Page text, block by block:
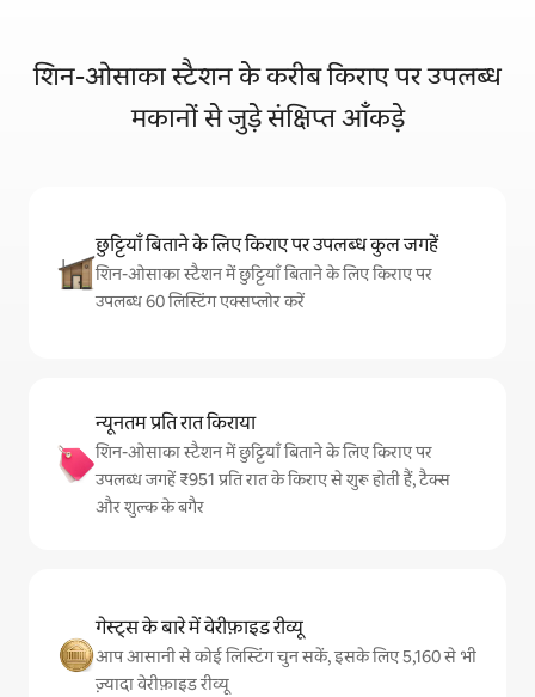
शिन-ओसाका स्टैशन के करीब किराए पर उपलब्ध
मकानों से जुड़े संक्षिप्त आँकड़े
छुट्टियाँ बिताने के लिए किराए पर उपलब्ध कुल जगहें
शिन-ओसाका स्टैशन में छुट्टियाँ बिताने के लिए किराए पर
उपलब्ध 60 लिस्टिंग एक्सप्लोर करें
न्यूनतम प्रति रात किराया
शिन-ओसाका स्टैशन में छुट्टियाँ बिताने के लिए किराए पर
उपलब्ध जगहें ₹951 प्रति रात के किराए से शुरू होती हैं, टैक्स
और शुल्क के बगैर
गेस्ट्स के बारे में वेरीफ़ाइड रीव्यू
आप आसानी से कोई लिस्टिंग चुन सकें, इसके लिए 5,160 से भी
ज़्यादा वेरीफ़ाइड रीव्यू